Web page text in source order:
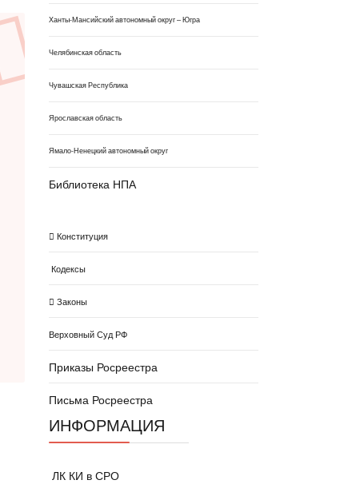
Ханты-Мансийский автономный округ – Югра
Челябинская область
Чувашская Республика
Ярославская область
Ямало-Ненецкий автономный округ
Библиотека НПА
Конституция
Кодексы
Законы
Верховный Суд РФ
Приказы Росреестра
Письма Росреестра
ИНФОРМАЦИЯ
ЛК КИ в СРО